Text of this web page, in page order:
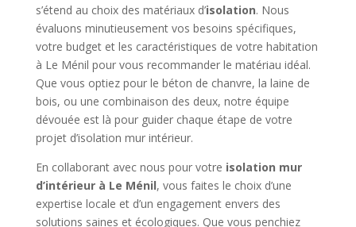
s’étend au choix des matériaux d’isolation. Nous
évaluons minutieusement vos besoins spécifiques,
votre budget et les caractéristiques de votre habitation
à Le Ménil pour vous recommander le matériau idéal.
Que vous optiez pour le béton de chanvre, la laine de
bois, ou une combinaison des deux, notre équipe
dévouée est là pour guider chaque étape de votre
projet d’isolation mur intérieur.
En collaborant avec nous pour votre isolation mur
d’intérieur à Le Ménil, vous faites le choix d’une
expertise locale et d’un engagement envers des
solutions saines et écologiques. Que vous penchiez